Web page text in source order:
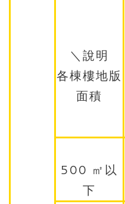
＼說明
各棟樓地版
面積
500 ㎡以
下